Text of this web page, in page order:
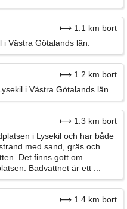
⟼ 1.1 km bort
i Västra Götalands län.
⟼ 1.2 km bort
i Västra Götalands län.
⟼ 1.3 km bort
i Lysekil och har både
med sand, gräs och
Det finns gott om
Badvattnet är ett ...
⟼ 1.4 km bort